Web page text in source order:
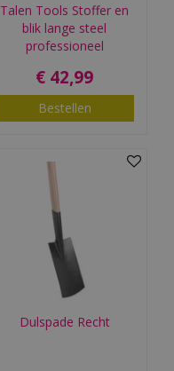
Talen Tools Stoffer en
blik lange steel
professioneel
€ 42,99
Bestellen
Dulspade Recht